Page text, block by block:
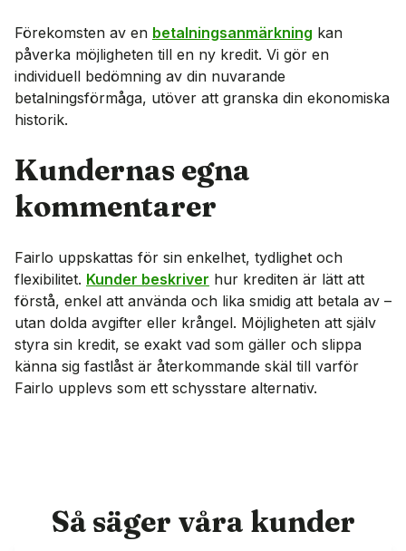
Förekomsten av en betalningsanmärkning kan
påverka möjligheten till en ny kredit. Vi gör en
individuell bedömning av din nuvarande
betalningsförmåga, utöver att granska din ekonomiska
historik.
Kundernas egna
kommentarer
Fairlo uppskattas för sin enkelhet, tydlighet och
flexibilitet. Kunder beskriver hur krediten är lätt att
förstå, enkel att använda och lika smidig att betala av –
utan dolda avgifter eller krångel. Möjligheten att själv
styra sin kredit, se exakt vad som gäller och slippa
känna sig fastlåst är återkommande skäl till varför
Fairlo upplevs som ett schysstare alternativ.
Så säger våra kunder